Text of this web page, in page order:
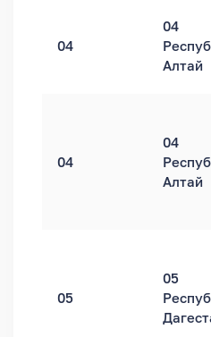
04
04
Алтай
04
04
Алтай
05
05